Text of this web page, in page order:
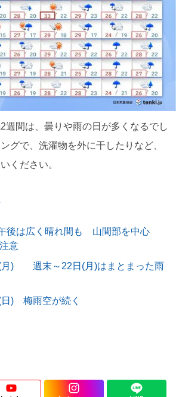
週間は、曇りや雨の日が多くなるでし
グで、洗濯物を外に干したりなど、
ください。
後は広く晴れ間も 山間部を中心
意
(月) 週末～22日(月)はまとまった雨
日) 梅雨空が続く